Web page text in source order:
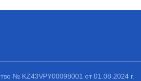
№ KZ43VPY00098001 от 01.08.2024 г.